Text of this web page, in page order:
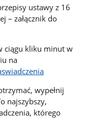
ustawy z 16
– załącznik do
ciągu kliku minut w
na
wypełnij
najszybszy,
którego